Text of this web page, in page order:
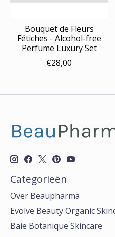
Bouquet de Fleurs
Fétiches - Alcohol-free
Perfume Luxury Set
€28,00
Categorieën
Over Beaupharma
Evolve Beauty Organic
Baie Botanique Skincare